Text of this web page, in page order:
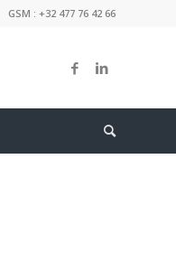
GSM : +32 477 76 42 66